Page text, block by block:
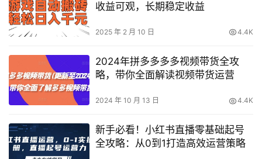
收益可观，长期稳定收益
2025 年 2 月 10 日 4.4K
2024年拼多多多多视频带货全攻
略，带你全面解读视频带货运营
2024 年 10 月 13 日 4.4K
新手必看！小红书直播零基础起号
全攻略：从0到1打造高效运营策略